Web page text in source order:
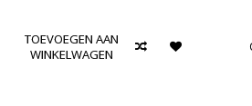
TOEVOEGEN AAN
WINKELWAGEN